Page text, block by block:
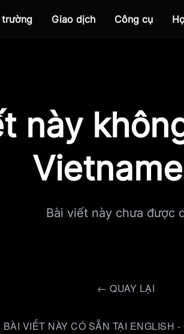
trường Giao dịch Công cụ
này
Bài viết này chưa được
← QUAY LẠI
BÀI VIẾT NÀY CÓ SẴN TẠI ENGLISH